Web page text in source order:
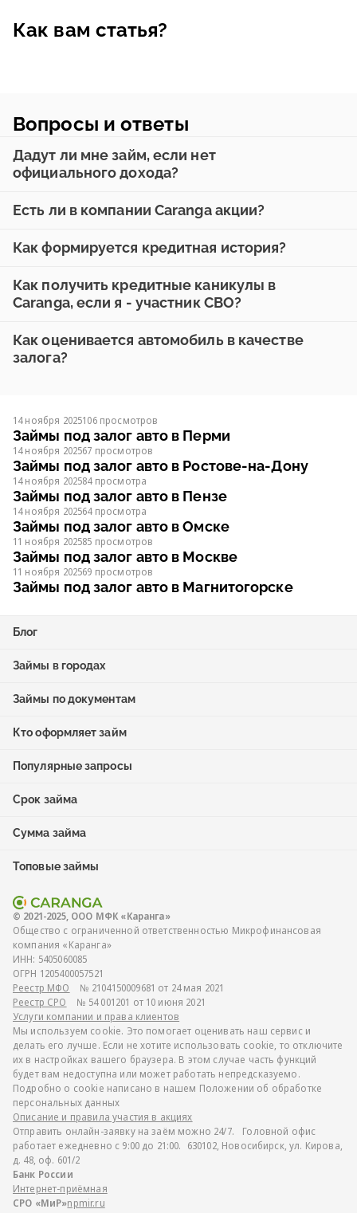
Как вам статья?
Вопросы и ответы
Дадут ли мне займ, если нет
официального дохода?
Есть ли в компании Caranga акции?
Как формируется кредитная история?
Как получить кредитные каникулы в
Caranga, если я - участник СВО?
Как оценивается автомобиль в качестве
залога?
14 ноября 2025106 просмотров
Займы под залог авто в Перми
14 ноября 202567 просмотров
Займы под залог авто в Ростове-на-Дону
14 ноября 202584 просмотра
Займы под залог авто в Пензе
14 ноября 202564 просмотра
Займы под залог авто в Омске
11 ноября 202585 просмотров
Займы под залог авто в Москве
11 ноября 202569 просмотров
Займы под залог авто в Магнитогорске
Блог
Займы в городах
Займы по документам
Кто оформляет займ
Популярные запросы
Срок займа
Сумма займа
Топовые займы
© 2021-2025, ООО МФК «Каранга»
Общество с ограниченной ответственностью Микрофинансовая
компания «Каранга»
ИНН: 5405060085
ОГРН 1205400057521
Реестр МФО
№ 2104150009681 от 24 мая 2021
Реестр СРО
№ 54 001201 от 10 июня 2021
Услуги компании и права клиентов
Мы используем cookie. Это помогает оценивать наш сервис и
делать его лучше. Если не хотите использовать cookie, то отключите
их в настройках вашего браузера. В этом случае часть функций
будет вам недоступна или может работать непредсказуемо.
Подробно о cookie написано в нашем Положении об обработке
персональных данных
Описание и правила участия в акциях
Отправить онлайн-заявку на заём можно 24/7. Головной офис
работает ежедневно с 9:00 до 21:00. 630102, Новосибирск, ул. Кирова,
д. 48, оф. 601/2
Банк России
Интернет-приёмная
СРО «МиР»npmir.ru